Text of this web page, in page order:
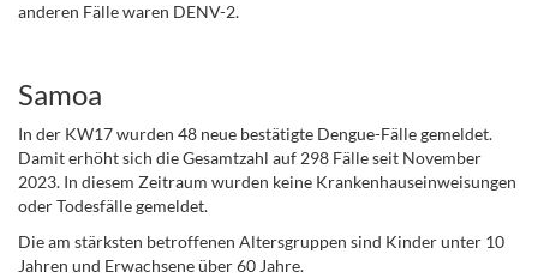
anderen Fälle waren DENV-2.
Samoa
In der KW17 wurden 48 neue bestätigte Dengue-Fälle gemeldet.
Damit erhöht sich die Gesamtzahl auf 298 Fälle seit November
2023. In diesem Zeitraum wurden keine Krankenhauseinweisungen
oder Todesfälle gemeldet.
Die am stärksten betroffenen Altersgruppen sind Kinder unter 10
Jahren und Erwachsene über 60 Jahre.